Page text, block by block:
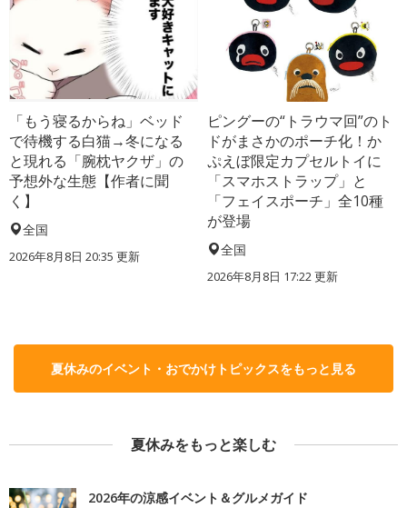
「もう寝るからね」ベッド
で待機する白猫→冬になる
と現れる「腕枕ヤクザ」の
予想外な生態【作者に聞
く】
全国
2026年8月8日 20:35 更新
ピングーの“トラウマ回”のト
ドがまさかのポーチ化！か
ぷえぼ限定カプセルトイに
「スマホストラップ」と
「フェイスポーチ」全10種
が登場
全国
2026年8月8日 17:22更新
夏休みのイベント・おでかけトピックスをもっと見る
夏休みをもっと楽しむ
2026年の涼感イベント＆グルメガイド